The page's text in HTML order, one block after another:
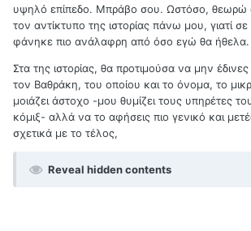
υψηλό επίπεδο. Μπράβο σου. Ωστόσο, θεωρώ
τον αντίκτυπο της ιστορίας πάνω μου, γιατί
φάνηκε πιο ανάλαφρη από όσο εγώ θα ήθελα.
Στα της ιστορίας, θα προτιμούσα να μην έδινες
τον Βαθράκη, του οποίου και το όνομα, το
μοιάζει άστοχο -μου θυμίζει τους υπηρέτες
κόμιξ- αλλά να το αφήσεις πιο γενικό και
σχετικά με το τέλος,
Reveal hidden contents